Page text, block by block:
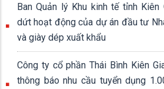
Ban Quản lý Khu kinh tế tỉnh Kiên
dứt hoạt động của dự án đầu tư
và giày dép xuất khẩu
Công ty cổ phần Thái Bình Kiên
thông báo nhu cầu tuyển dụng